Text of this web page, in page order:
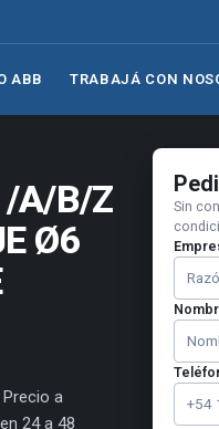
ABB TRABAJÁ CON
/A/B/Z
Ø6
a
24 a 48
Sin